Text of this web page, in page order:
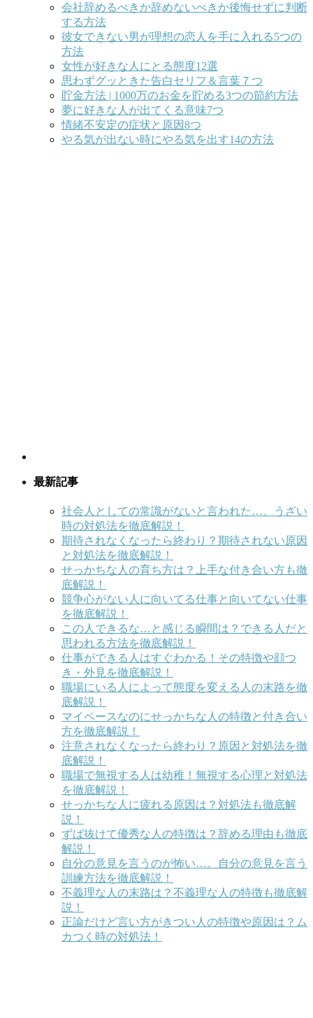
会社辞めるべきか辞めないべきか後悔せずに判断
する方法
彼女できない男が理想の恋人を手に入れる5つの
方法
女性が好きな人にとる態度12選
思わずグッときた告白セリフ＆言葉７つ
貯金方法 | 1000万のお金を貯める3つの節約方法
夢に好きな人が出てくる意味7つ
情緒不安定の症状と原因8つ
やる気が出ない時にやる気を出す14の方法
最新記事
社会人としての常識がないと言われた…。うざい
時の対処法を徹底解説！
期待されなくなったら終わり？期待されない原因
と対処法を徹底解説！
せっかちな人の育ち方は？上手な付き合い方も徹
底解説！
競争心がない人に向いてる仕事と向いてない仕事
を徹底解説！
この人できるな…と感じる瞬間は？できる人だと
思われる方法を徹底解説！
仕事ができる人はすぐわかる！その特徴や顔つ
き・外見を徹底解説！
職場にいる人によって態度を変える人の末路を徹
底解説！
マイペースなのにせっかちな人の特徴と付き合い
方を徹底解説！
注意されなくなったら終わり？原因と対処法を徹
底解説！
職場で無視する人は幼稚！無視する心理と対処法
を徹底解説！
せっかちな人に疲れる原因は？対処法も徹底解
説！
ずば抜けて優秀な人の特徴は？辞める理由も徹底
解説！
自分の意見を言うのが怖い…。自分の意見を言う
訓練方法を徹底解説！
不義理な人の末路は？不義理な人の特徴も徹底解
説！
正論だけど言い方がきつい人の特徴や原因は？ム
カつく時の対処法！